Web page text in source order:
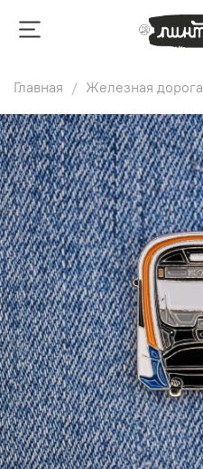
Главная Железная дорога